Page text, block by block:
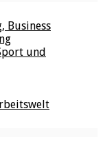
Business
und